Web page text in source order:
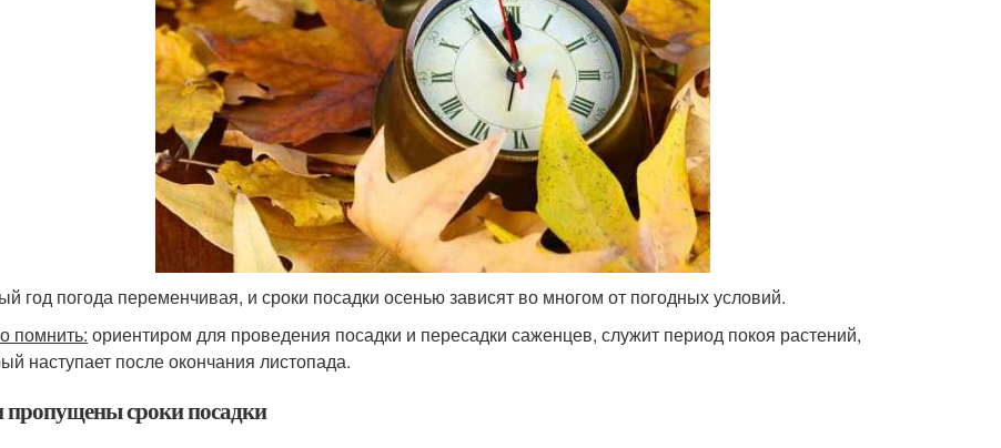
год погода переменчивая, и сроки посадки осенью зависят во многом от погодных условий.
помнить: ориентиром для проведения посадки и пересадки саженцев, служит период покоя растений,
наступает после окончания листопада.
пропущены сроки посадки